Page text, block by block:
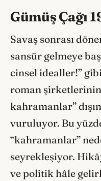
Gümüş Çağı
Savaş sonrası
sansür gelmeye
cinsel idealler!”
roman şirketlerinin
kahramanlar”
vuruluyor. Bu
“kahramanlar”
seyrekleşiyor.
ve politik hâle